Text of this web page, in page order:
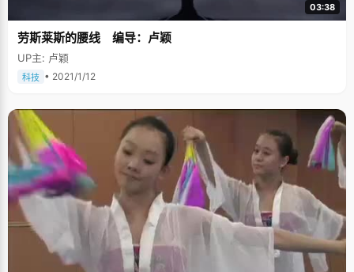
03:38
劳斯莱斯的腰线 编导：卢颖
UP主: 卢颖
科技 • 2021/1/12